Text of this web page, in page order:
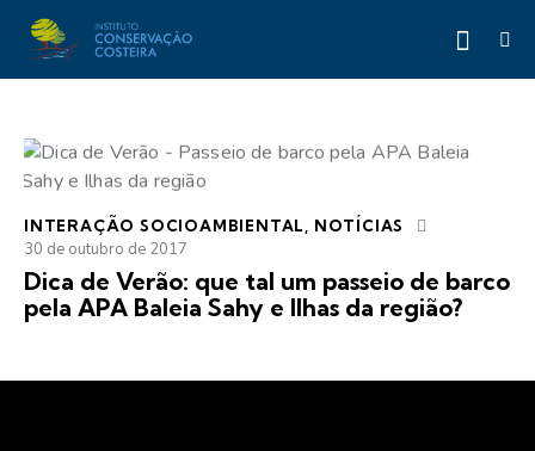
INTERAÇÃO SOCIOAMBIENTAL NOTÍCIAS
30 de outubro de 2017
Dica de Verão: que tal um passeio de barco
pela APA Baleia Sahy e Ilhas da região?